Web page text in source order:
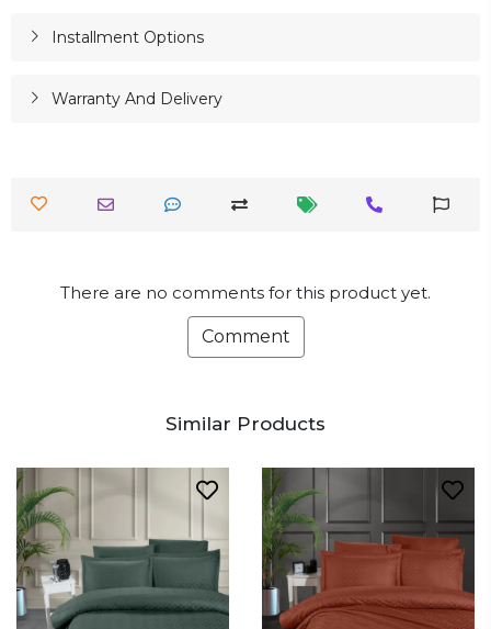
Installment Options
Warranty And Delivery
There are no comments for this product yet.
Comment
Similar Products